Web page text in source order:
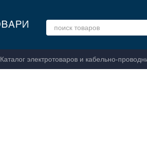
Каталог электротоваров и кабельно-